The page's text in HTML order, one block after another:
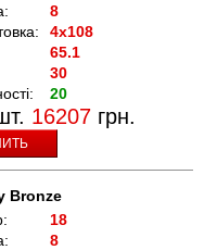
8
4x108
65.1
30
20
16207 грн.
Bronze
18
8